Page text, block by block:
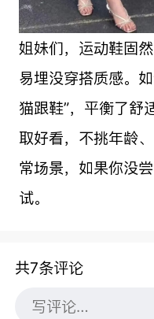
姐妹们，运动鞋固
易埋没穿搭质感。
猫跟鞋”，平衡了舒
取好看，不挑年龄
常场景，如果你没
试。
共7条评论